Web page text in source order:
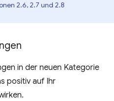
2.6, 2.7 und 2.8
in der neuen Kategorie
positiv auf Ihr